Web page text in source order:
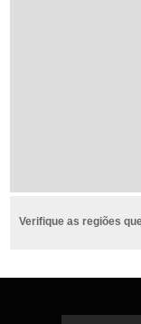
Verifique as regiões